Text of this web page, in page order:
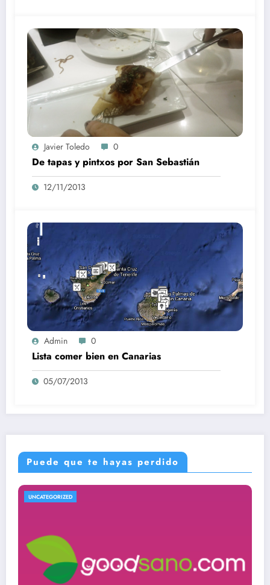
Javier Toledo 0
De tapas y pintxos por San Sebastián
12/11/2013
Admin 0
Lista comer bien en Canarias
05/07/2013
Puede que te hayas perdido
UNCATEGORIZED